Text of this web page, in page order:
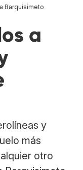
Barquisimeto
a
y
más
otro